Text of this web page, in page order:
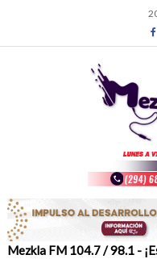
content
Mezkla FM 104.7 / 98.1 -